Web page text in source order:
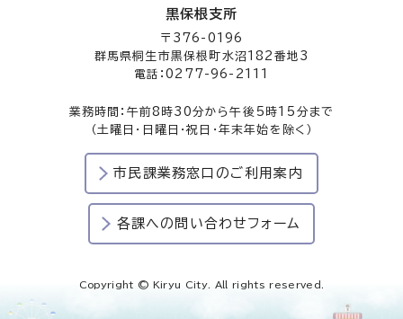
黒保根支所
〒376-0196
群馬県桐生市黒保根町水沼182番地3
電話：0277-96-2111
業務時間：午前8時30分から午後5時15分まで
（土曜日・日曜日・祝日・年末年始を除く）
市民課業務窓口のご利用案内
各課への問い合わせフォーム
Copyright © Kiryu City. All rights reserved.